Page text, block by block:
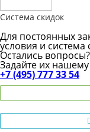
Система скидок
Для постоянных
условия и система
Остались вопросы?
Задайте их нашему
+7 (495) 777 33 54